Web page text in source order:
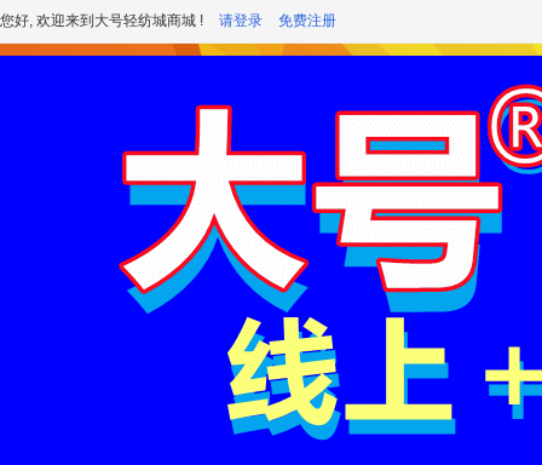
您好, 欢迎来到大号轻纺城商城 ! 请登录 免费注册